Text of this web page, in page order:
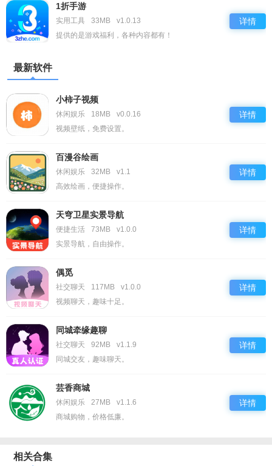
1折手游
实用工具 33MB
v1.0.13
提供的是游戏福利，各种内容都有！
详情
最新软件
小柿子视频
休闲娱乐 18MB
v0.0.16
视频壁纸，免费设置。
详情
百漫谷绘画
休闲娱乐 32MB
v1.1
高效绘画，便捷操作。
详情
天穹卫星实景导航
便捷生活 73MB
v1.0.0
实景导航，自由操作。
详情
偶觅
社交聊天 117MB
v1.0.0
视频聊天，趣味十足。
详情
同城牵缘趣聊
社交聊天 92MB
v1.1.9
同城交友，趣味聊天。
详情
芸香商城
休闲娱乐 27MB
v1.1.6
商城购物，价格低廉。
详情
相关合集